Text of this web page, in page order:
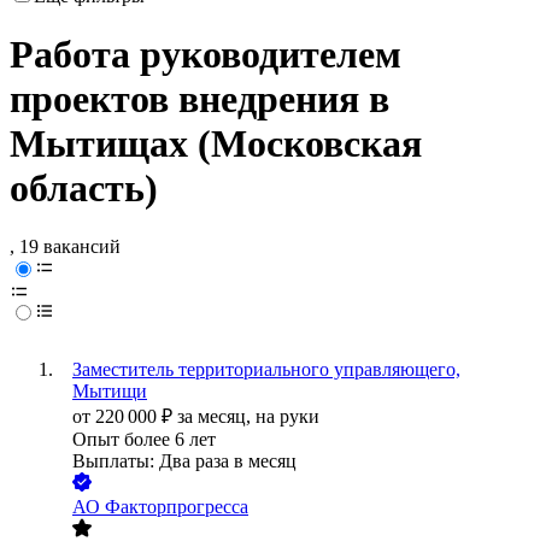
Работа руководителем
проектов внедрения в
Мытищах (Московская
область)
, 19 вакансий
Заместитель территориального управляющего,
Мытищи
от 220 000 ₽ за месяц, на руки
Опыт более 6 лет
Выплаты: Два раза в месяц
АО Факторпрогресса